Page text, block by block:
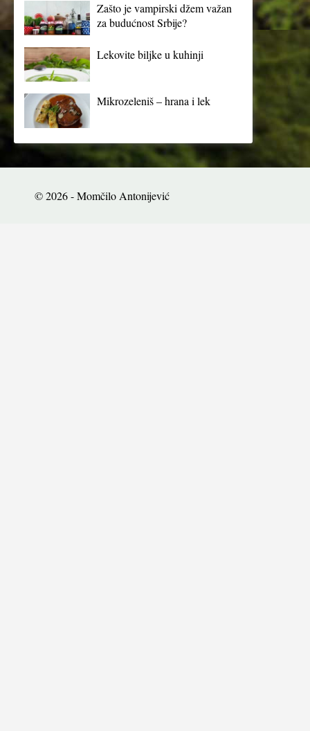
Zašto je vampirski džem važan
za budućnost Srbije?
Lekovite biljke u kuhinji
Mikrozeleniš – hrana i lek
© 2026 - Momčilo Antonijević